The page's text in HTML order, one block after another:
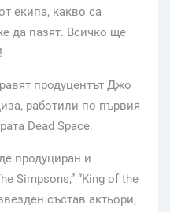
екипа, какво са
да пазят. Всичко ще
продуцентът Джо
работили по първия
Dead Space.
продуциран и
Simpsons,” “King of the
състав актьори,